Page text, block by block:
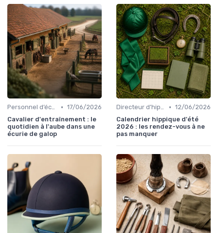
Personnel d’écurie • 17/06/2026
Cavalier d'entraînement : le
quotidien à l'aube dans une
écurie de galop
Directeur d’hippodrome • 12/06/2026
Calendrier hippique d'été
2026 : les rendez-vous à ne
pas manquer